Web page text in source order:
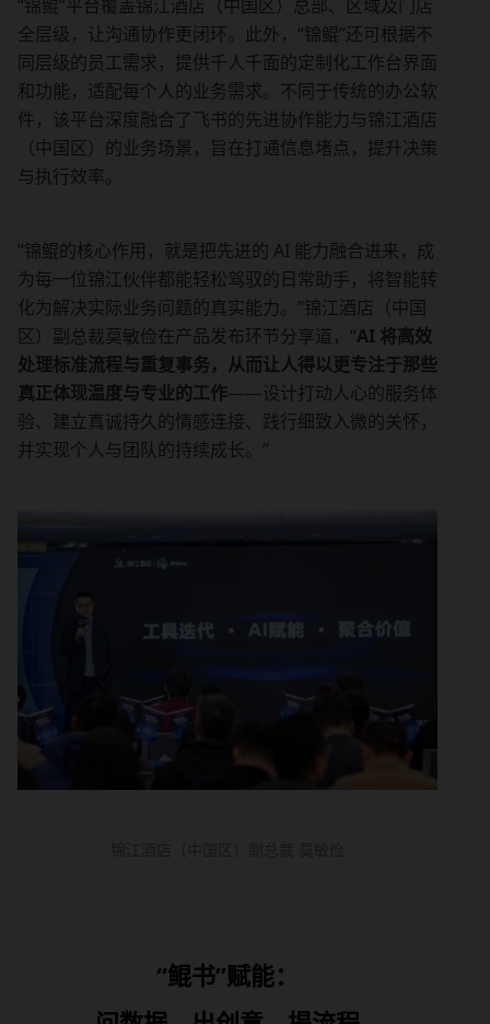
“锦鲲”平台覆盖锦江酒店（中国区）总部、区域及门店
全层级，让沟通协作更闭环。此外，“锦鲲”还可根据不
同层级的员工需求，提供千人千面的定制化工作台界面
和功能，适配每个人的业务需求。不同于传统的办公软
件，该平台深度融合了飞书的先进协作能力与锦江酒店
（中国区）的业务场景，旨在打通信息堵点，提升决策
与执行效率。
“锦鲲的核心作用，就是把先进的 AI 能力融合进来，成
为每一位锦江伙伴都能轻松驾驭的日常助手，将智能转
化为解决实际业务问题的真实能力。”锦江酒店（中国
区）副总裁莫敏俭在产品发布环节分享道，“AI 将高效
处理标准流程与重复事务，从而让人得以更专注于那些
真正体现温度与专业的工作——设计打动人心的服务体
验、建立真诚持久的情感连接、践行细致入微的关怀，
并实现个人与团队的持续成长。”
“鲲书”赋能：